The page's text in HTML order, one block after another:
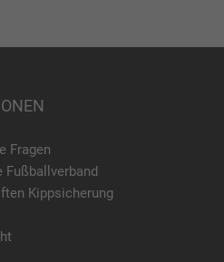
Fragen
Fußballverband
Kippsicherung